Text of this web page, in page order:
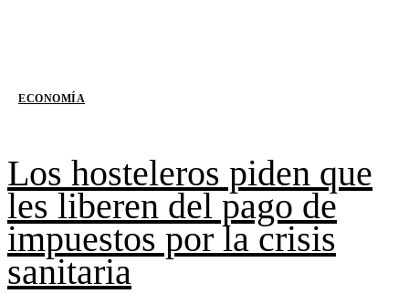
ECONOMÍA
Los hosteleros piden que
les liberen del pago de
impuestos por la crisis
sanitaria